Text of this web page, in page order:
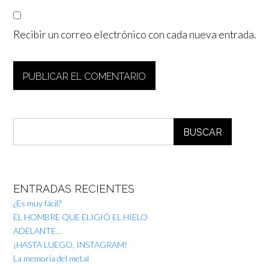
Recibir un correo electrónico con cada nueva entrada.
BUSCAR
ENTRADAS RECIENTES
¿Es muy fácil?
EL HOMBRE QUE ELIGIÓ EL HIELO
ADELANTE…
¡HASTA LUEGO, INSTAGRAM!
La memoria del metal